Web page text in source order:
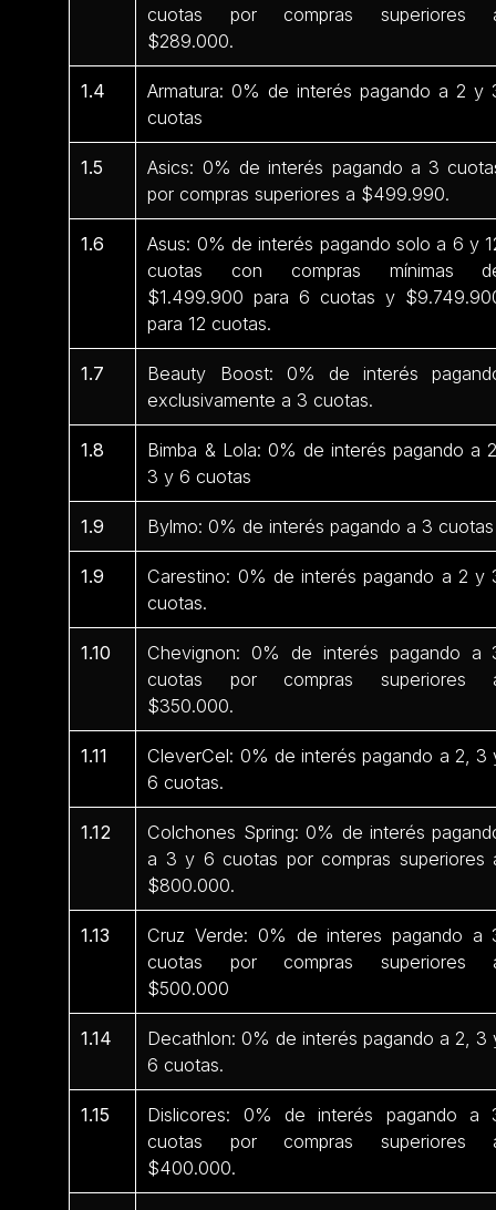
cuotas por compras superiores
$289.000.
1.4
Armatura: 0% de interés pagando a 2 y
cuotas
1.5
Asics: 0% de interés pagando a 3
por compras superiores a $499.990.
1.6
Asus: 0% de interés pagando solo a 6 y
cuotas con compras mínimas
$1.499.900 para 6 cuotas y
para 12 cuotas.
1.7
Beauty Boost: 0% de interés
exclusivamente a 3 cuotas.
1.8
Bimba & Lola: 0% de interés pagando a
3 y 6 cuotas
1.9 Bylmo: 0% de interés pagando a 3 cuotas
1.9
Carestino: 0% de interés pagando a 2 y
cuotas.
1.10
Chevignon: 0% de interés pagando a
cuotas por compras superiores
$350.000.
1.11
CleverCel: 0% de interés pagando a 2, 3
6 cuotas.
1.12
Colchones Spring: 0% de interés
a 3 y 6 cuotas por compras superiores
$800.000.
1.13
Cruz Verde: 0% de interes pagando a
cuotas por compras superiores
$500.000
1.14
Decathlon: 0% de interés pagando a 2, 3
6 cuotas.
1.15
Dislicores: 0% de interés pagando a
cuotas por compras superiores
$400.000.